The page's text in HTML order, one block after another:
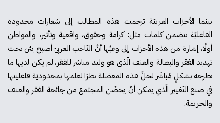
بينما الأحزاب العربيّة ترجمت هذه المطالب إلى شعارات محدودة
الفاعليّة تتضمن كلمات مثل: كرامة وحقوق، واقعية وتأثير، والمواطن
أولًا، إشارة من هذه الأحزاب إلى وعيَّها أنَّ النّاخب العربيّ أصبح يئن تحت
تهديد الفقر والبطالة والعنف الّذي هو وليد مباشر للفقر، لم يكن لديها ما
تطرحه بشكلٍ مُباشَر لحلِّ هذه المعضلة نظرًا لعلمها بمحدوديّة فاعليتها
في صنع التّغيير الّذي يمكن أنّ يحصِّن المجتمع من جائحة الفقر والعنف
والجريمة.